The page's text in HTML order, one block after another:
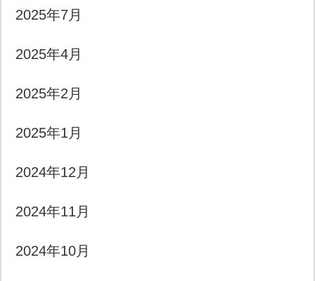
2025年7月
2025年4月
2025年2月
2025年1月
2024年12月
2024年11月
2024年10月